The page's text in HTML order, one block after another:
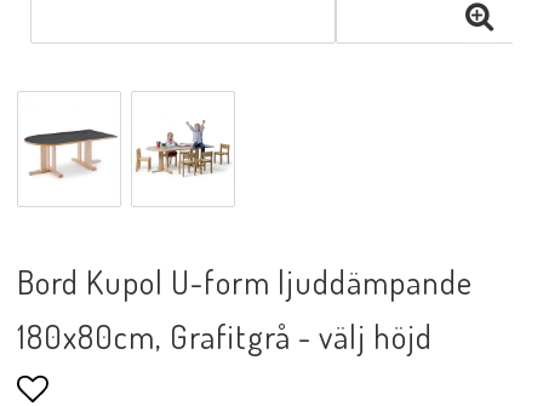
Bord Kupol U-form ljuddämpande
180x80cm, Grafitgrå - välj höjd